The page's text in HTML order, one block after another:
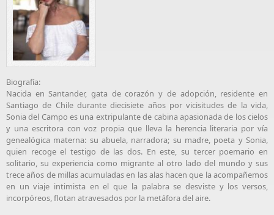
Biografía:
Nacida en Santander, gata de corazón y de adopción, residente en
Santiago de Chile durante diecisiete años por vicisitudes de la vida,
Sonia del Campo es una extripulante de cabina apasionada de los cielos
y una escritora con voz propia que lleva la herencia literaria por vía
genealógica materna: su abuela, narradora; su madre, poeta y Sonia,
quien recoge el testigo de las dos. En este, su tercer poemario en
solitario, su experiencia como migrante al otro lado del mundo y sus
trece años de millas acumuladas en las alas hacen que la acompañemos
en un viaje intimista en el que la palabra se desviste y los versos,
incorpóreos, flotan atravesados por la metáfora del aire.